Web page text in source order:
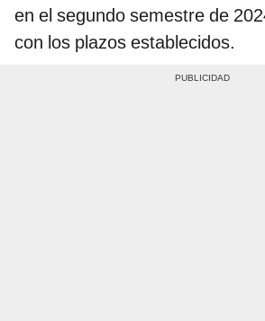
en el segundo semestre de
con los plazos establecidos.